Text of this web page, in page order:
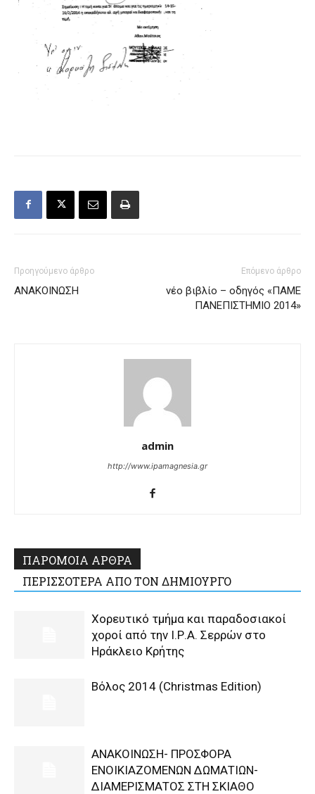
Προηγούμενο άρθρο
ΑΝΑΚΟΙΝΩΣΗ
Επόμενο άρθρο
νέο βιβλίο – οδηγός «ΠΑΜΕ
ΠΑΝΕΠΙΣΤΗΜΙΟ 2014»
admin
http://www.ipamagnesia.gr
ΠΑΡΟΜΟΙΑ ΑΡΘΡΑ
ΠΕΡΙΣΣΟΤΕΡΑ ΑΠΟ ΤΟΝ ΔΗΜΙΟΥΡΓΟ
Χορευτικό τμήμα και παραδοσιακοί
χοροί από την Ι.Ρ.Α. Σερρών στο
Ηράκλειο Κρήτης
Βόλος 2014 (Christmas Edition)
ΑΝΑΚΟΙΝΩΣΗ- ΠΡΟΣΦΟΡΑ
ΕΝΟΙΚΙΑΖΟΜΕΝΩΝ ΔΩΜΑΤΙΩΝ-
ΔΙΑΜΕΡΙΣΜΑΤΟΣ ΣΤΗ ΣΚΙΑΘΟ